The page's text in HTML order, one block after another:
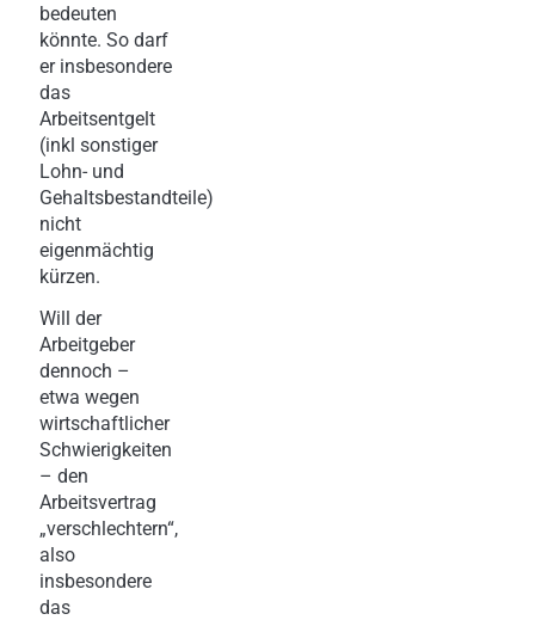
bedeuten
könnte. So darf
er insbesondere
das
Arbeitsentgelt
(inkl sonstiger
Lohn- und
Gehaltsbestandteile)
nicht
eigenmächtig
kürzen.
Will der
Arbeitgeber
dennoch –
etwa wegen
wirtschaftlicher
Schwierigkeiten
– den
Arbeitsvertrag
„verschlechtern“,
also
insbesondere
das